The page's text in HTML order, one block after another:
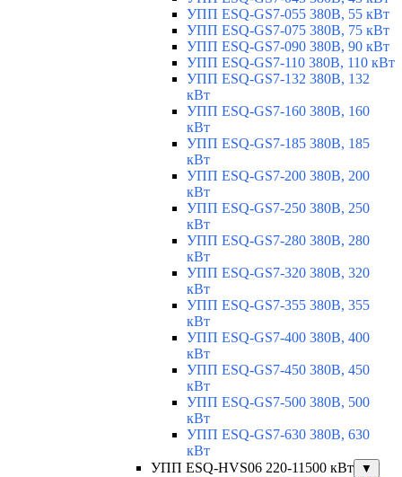
УПП ESQ-GS7-055 380В, 55 кВт
УПП ESQ-GS7-075 380В, 75 кВт
УПП ESQ-GS7-090 380В, 90 кВт
УПП ESQ-GS7-110 380В, 110 кВт
УПП ESQ-GS7-132 380В, 132
кВт
УПП ESQ-GS7-160 380В, 160
кВт
УПП ESQ-GS7-185 380В, 185
кВт
УПП ESQ-GS7-200 380В, 200
кВт
УПП ESQ-GS7-250 380В, 250
кВт
УПП ESQ-GS7-280 380В, 280
кВт
УПП ESQ-GS7-320 380В, 320
кВт
УПП ESQ-GS7-355 380В, 355
кВт
УПП ESQ-GS7-400 380В, 400
кВт
УПП ESQ-GS7-450 380В, 450
кВт
УПП ESQ-GS7-500 380В, 500
кВт
УПП ESQ-GS7-630 380В, 630
кВт
УПП ESQ-HVS06 220-11500 кВт
▼